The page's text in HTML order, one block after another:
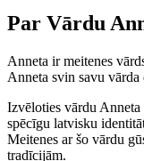
Par Vārdu
Anneta irmeitenes
Anneta svin savu
Izvēloties vārdu Anneta
spēcīgu latvisku
Meitenes ar šo vārdu
tradīcijām.